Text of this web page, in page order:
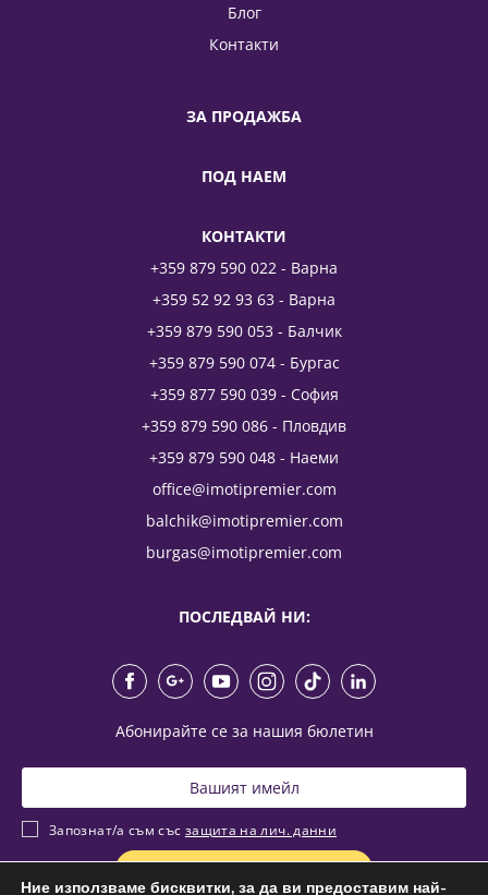
Блог
Контакти
ЗА ПРОДАЖБА
ПОД НАЕМ
КОНТАКТИ
+359 879 590 022 - Варна
+359 52 92 93 63 - Варна
+359 879 590 053 - Балчик
+359 879 590 074 - Бургас
+359 877 590 039 - София
+359 879 590 086 - Пловдив
+359 879 590 048 - Наеми
office@imotipremier.com
balchik@imotipremier.com
burgas@imotipremier.com
ПОСЛЕДВАЙ НИ:
Абонирайте се за нашия бюлетин
Запознат/а съм със защита на лич. данни
Ние използваме бисквитки, за да ви предоставим най-